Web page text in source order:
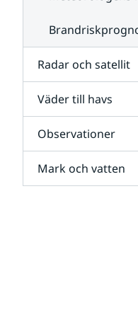
Radar och satellit
Väder till havs
Observationer
Mark och vatten